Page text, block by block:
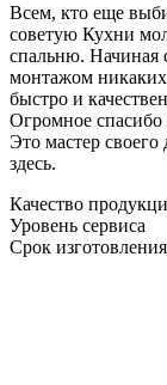
Всем, кто еще
советую Кухни
спальню. Начиная
монтажом
быстро и
Огромное
Это мастер своего
здесь.
Качество
Уровень сервиса
Срок изготовления